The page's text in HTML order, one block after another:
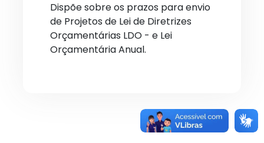
Dispõe sobre os prazos para envio
de Projetos de Lei de Diretrizes
Orçamentárias LDO - e Lei
Orçamentária Anual.